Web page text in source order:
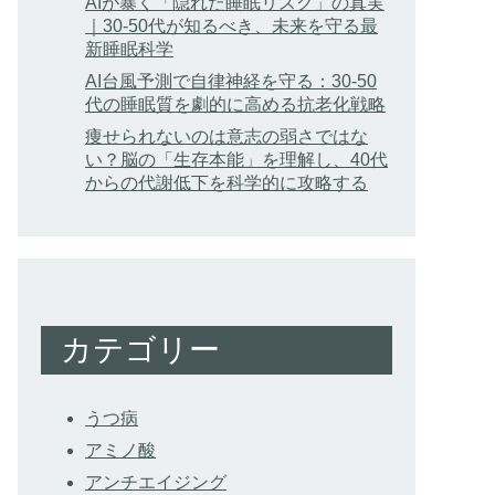
｜30-50代が知るべき、未来を守る最
新睡眠科学
AI台風予測で自律神経を守る：30-50
代の睡眠質を劇的に高める抗老化戦略
痩せられないのは意志の弱さではな
い？脳の「生存本能」を理解し、40代
からの代謝低下を科学的に攻略する
カテゴリー
うつ病
アミノ酸
アンチエイジング